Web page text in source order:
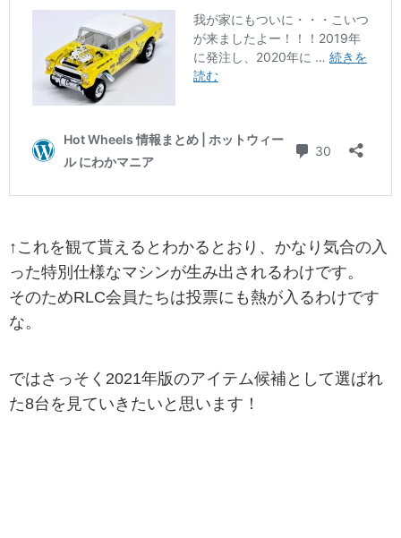
↑これを観て貰えるとわかるとおり、かなり気合の入
った特別仕様なマシンが生み出されるわけです。
そのためRLC会員たちは投票にも熱が入るわけです
な。
ではさっそく2021年版のアイテム候補として選ばれ
た8台を見ていきたいと思います！